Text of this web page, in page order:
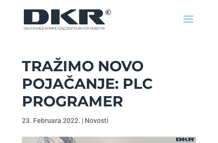
TRAŽIMO NOVO
POJAČANJE: PLC
PROGRAMER
23. Februara 2022. | Novosti